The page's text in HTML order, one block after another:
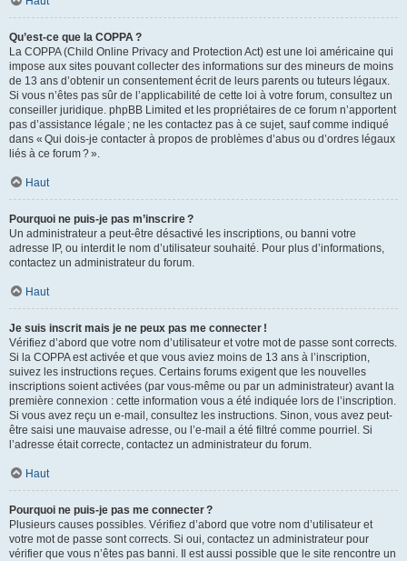
Qu’est-ce que la COPPA ?
La COPPA (Child Online Privacy and Protection Act) est une loi américaine qui
impose aux sites pouvant collecter des informations sur des mineurs de moins
de 13 ans d’obtenir un consentement écrit de leurs parents ou tuteurs légaux.
Si vous n’êtes pas sûr de l’applicabilité de cette loi à votre forum, consultez un
conseiller juridique. phpBB Limited et les propriétaires de ce forum n’apportent
pas d’assistance légale ; ne les contactez pas à ce sujet, sauf comme indiqué
dans « Qui dois-je contacter à propos de problèmes d’abus ou d’ordres légaux
liés à ce forum ? ».
Haut
Pourquoi ne puis-je pas m’inscrire ?
Un administrateur a peut-être désactivé les inscriptions, ou banni votre
adresse IP, ou interdit le nom d’utilisateur souhaité. Pour plus d’informations,
contactez un administrateur du forum.
Haut
Je suis inscrit mais je ne peux pas me connecter !
Vérifiez d’abord que votre nom d’utilisateur et votre mot de passe sont corrects.
Si la COPPA est activée et que vous aviez moins de 13 ans à l’inscription,
suivez les instructions reçues. Certains forums exigent que les nouvelles
inscriptions soient activées (par vous-même ou par un administrateur) avant la
première connexion : cette information vous a été indiquée lors de l’inscription.
Si vous avez reçu un e-mail, consultez les instructions. Sinon, vous avez peut-
être saisi une mauvaise adresse, ou l’e-mail a été filtré comme pourriel. Si
l’adresse était correcte, contactez un administrateur du forum.
Haut
Pourquoi ne puis-je pas me connecter ?
Plusieurs causes possibles. Vérifiez d’abord que votre nom d’utilisateur et
votre mot de passe sont corrects. Si oui, contactez un administrateur pour
vérifier que vous n’êtes pas banni. Il est aussi possible que le site rencontre un